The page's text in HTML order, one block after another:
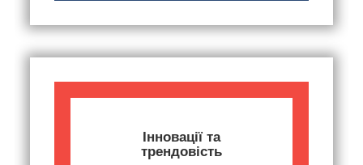
Інновації та
трендовість